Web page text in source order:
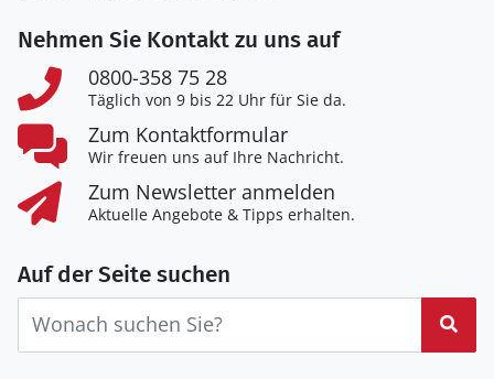
Nehmen Sie Kontakt zu uns auf
0800-358 75 28
Täglich von 9 bis 22 Uhr für Sie da.
Zum Kontaktformular
Wir freuen uns auf Ihre Nachricht.
Zum Newsletter anmelden
Aktuelle Angebote & Tipps erhalten.
Auf der Seite suchen